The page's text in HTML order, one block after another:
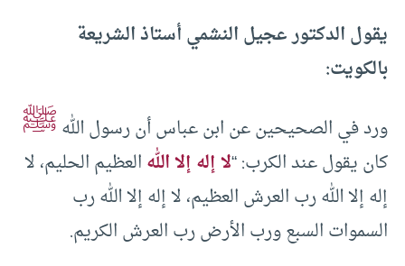
يقول الدكتور عجيل النشمي أستاذ الشريعة
بالكويت:
ورد في الصحيحين عن ابن عباس أن رسول اللهﷺ
كان يقول عند الكرب: “لا إله إلا اللهالعظيم الحليم، لا
إله إلا الله رب العرش العظيم، لا إله إلا الله رب
السموات السبع ورب الأرض رب العرش الكريم.